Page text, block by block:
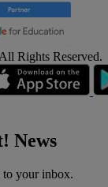
Rights Reserved.
News
to your inbox.